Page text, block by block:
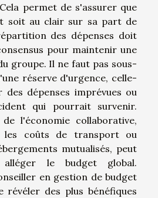
permet de s'assurer que
soit au clair sur sa part de
des dépenses doit
pour maintenir une
groupe. Il ne faut pas sous-
réserve d'urgence, celle-
dépenses imprévues ou
qui pourrait survenir.
l'économie collaborative,
les coûts de transport ou
mutualisés, peut
alléger le budget global.
en gestion de budget
révéler des plus bénéfiques